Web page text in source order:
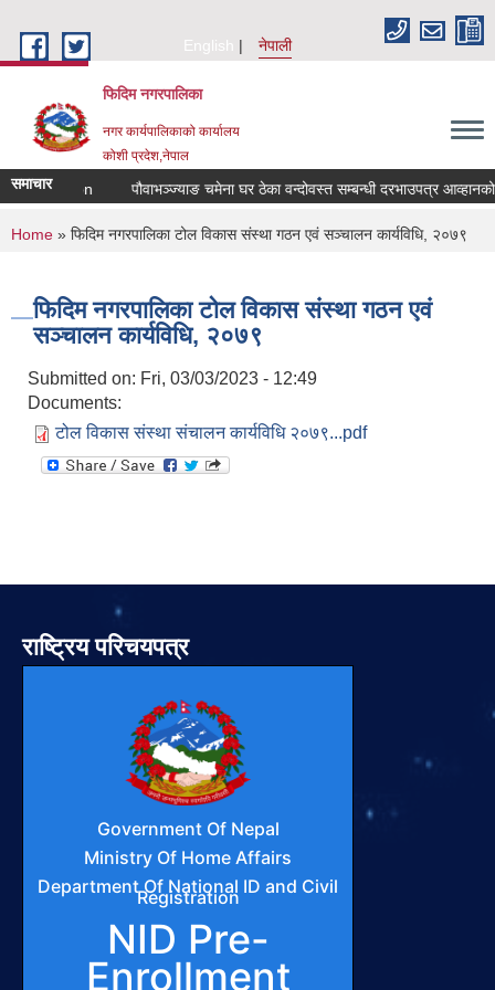
English
नेपाली
फिदिम नगरपालिका
नगर कार्यपालिकाको कार्यालय
कोशी प्रदेश,नेपाल
समाचार
Quotation पौवाभञ्ज्याङ चमेना घर ठेका वन्दोवस्त सम्बन्धी दरभाउपत्र आव्हानको
You are here
Home » फिदिम नगरपालिका टोल विकास संस्था गठन एवं सञ्चालन कार्यविधि, २०७९
फिदिम नगरपालिका टोल विकास संस्था गठन एवं
सञ्चालन कार्यविधि, २०७९
Submitted on: Fri, 03/03/2023 - 12:49
Documents:
टोल विकास संस्था संचालन कार्यविधि २०७९...pdf
राष्ट्रिय परिचयपत्र